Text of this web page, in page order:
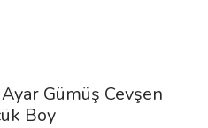
Gümüş Cevşen
Boy